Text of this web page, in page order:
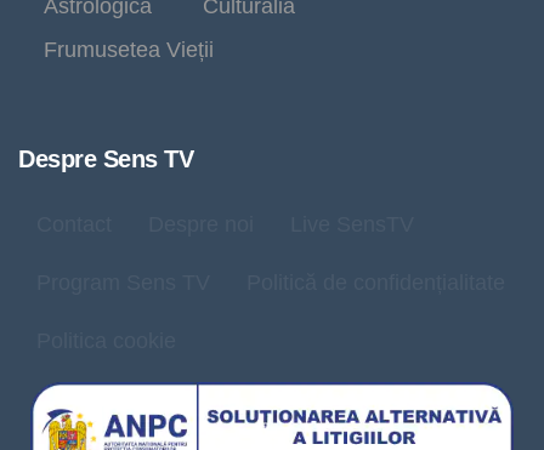
Astrologica
Culturalia
Frumusetea Vieții
Despre Sens TV